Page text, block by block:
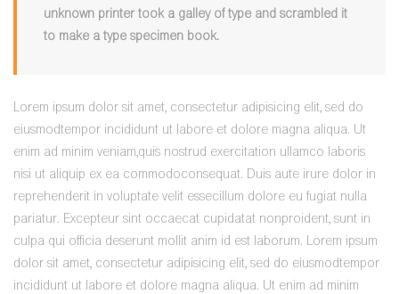
unknown printer took a galley of type and scrambled it
to make a type specimen book.
Lorem ipsum dolor sit amet, consectetur adipisicing elit, sed do
eiusmodtempor incididunt ut labore et dolore magna aliqua. Ut
enim ad minim veniam,quis nostrud exercitation ullamco laboris
nisi ut aliquip ex ea commodoconsequat. Duis aute irure dolor in
reprehenderit in voluptate velit essecillum dolore eu fugiat nulla
pariatur. Excepteur sint occaecat cupidatat nonproident, sunt in
culpa qui officia deserunt mollit anim id est laborum. Lorem ipsum
dolor sit amet, consectetur adipisicing elit, sed do eiusmodtempor
incididunt ut labore et dolore magna aliqua. Ut enim ad minim